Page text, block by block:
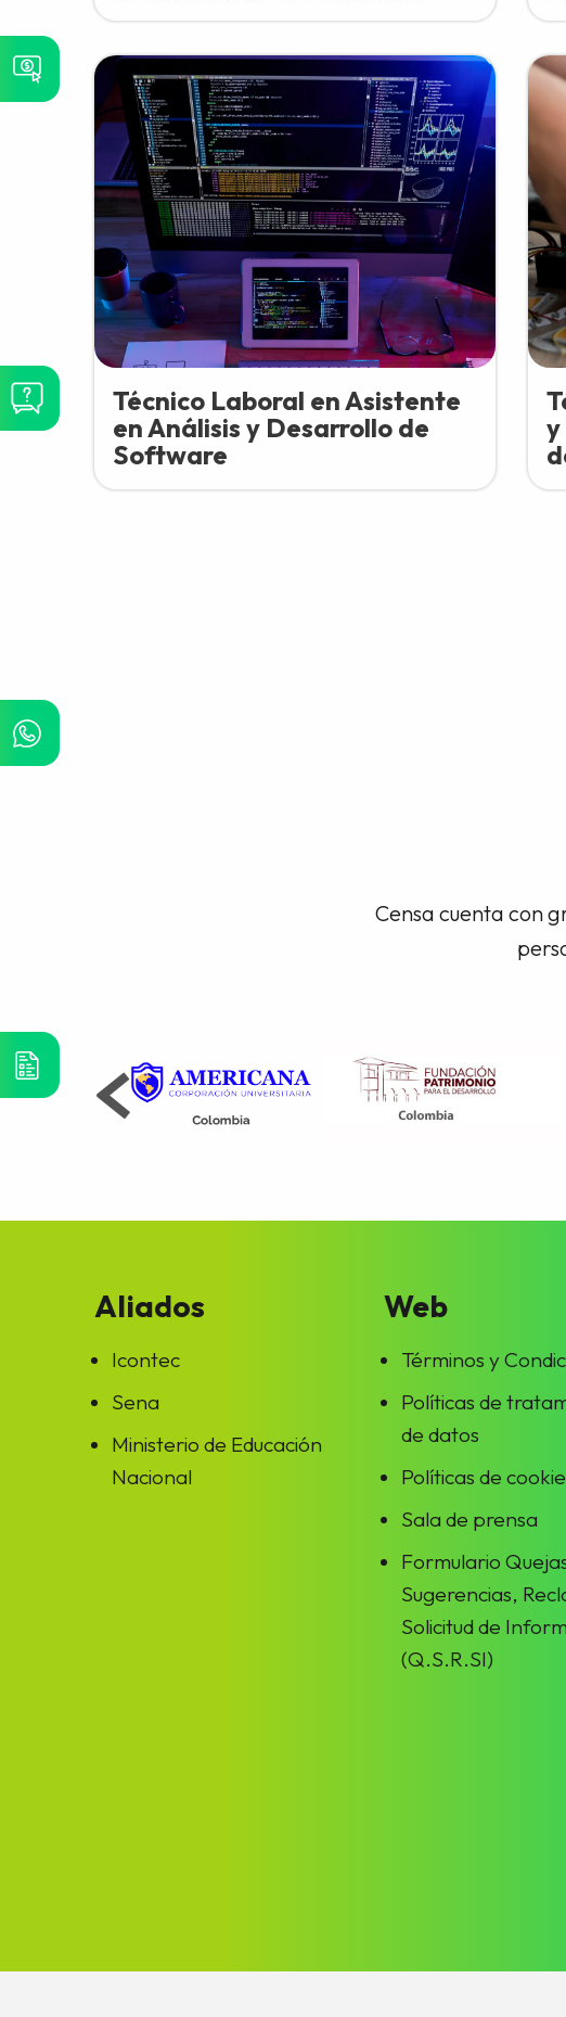
Técnico Laboral en Asistente
en Análisis y Desarrollo de
Software
y
Censa cuenta con
Aliados
Icontec
Sena
Ministerio de Educación
Nacional
Web
Términos y
Políticas de
de datos
Políticas de
Sala de prensa
Formulario
Sugerencias,
Solicitud de
(Q.S.R.SI)